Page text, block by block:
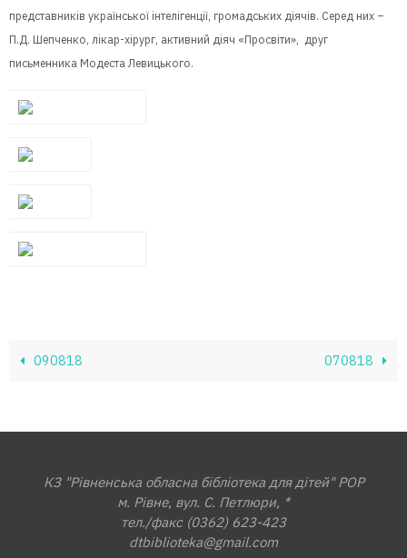
представників української інтелігенції, громадських діячів. Серед них –
П.Д. Шепченко, лікар-хірург, активний діяч «Просвіти», друг
письменника Модеста Левицького.
090818 070818
КЗ "Рівненська обласна бібліотека для дітей" РОР
м. Рівне, вул. С. Петлюри, *
тел./факс (0362) 623-423
dtbiblioteka@gmail.com